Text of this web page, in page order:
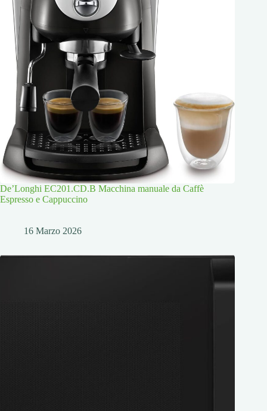
De’Longhi EC201.CD.B Macchina manuale da Caffè
Espresso e Cappuccino
16 Marzo 2026